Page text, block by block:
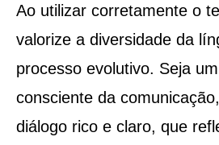
Ao utilizar corretamente o
valorize a diversidade da
processo evolutivo. Seja
consciente da
diálogo rico e claro, que